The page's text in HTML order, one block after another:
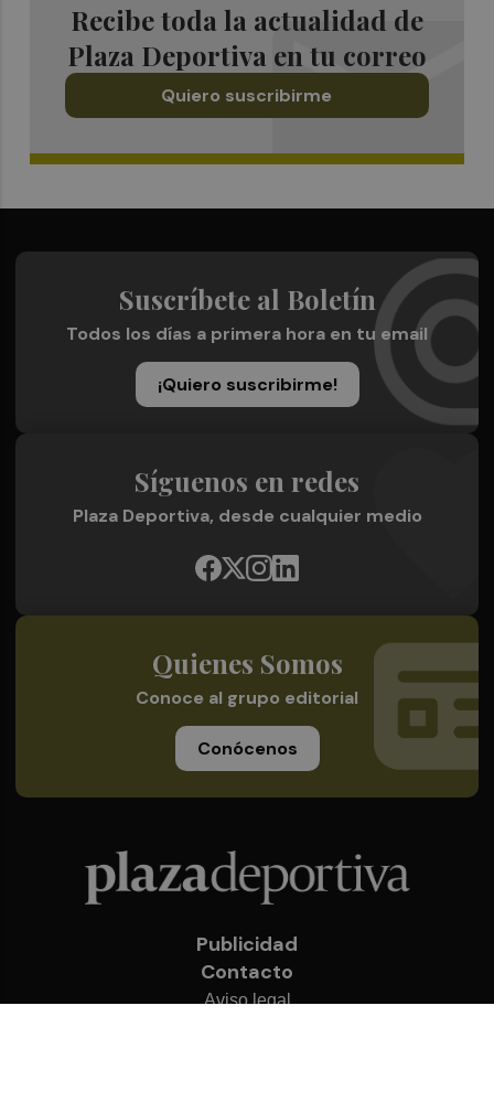
Recibe toda la actualidad de
Plaza Deportiva en tu correo
Quiero suscribirme
Suscríbete al Boletín
Todos los días a primera hora en tu email
¡Quiero suscribirme!
Síguenos en redes
Plaza Deportiva, desde cualquier medio
Quienes Somos
Conoce al grupo editorial
Conócenos
Publicidad
Contacto
Aviso legal